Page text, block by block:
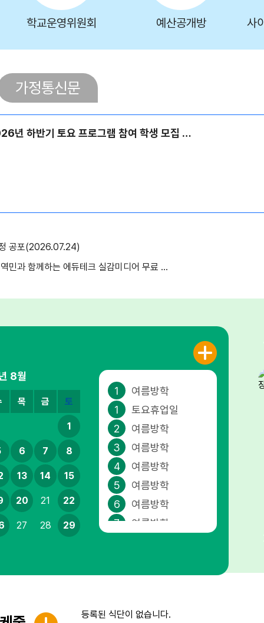
학교운영위원회 예산공개방
가정통신문
2026년 하반기 토요 프로그램 참여 학생 모집 안내
공포(2026.07.24)
께하는 에듀테크 실감미디어 무료 체험교실 운영 안내
8월
목 금 토
1
6 7 8
13 14 15
20 21 22
27 28 29
1
여름방학
1
토요휴업일
2
여름방학
3
여름방학
4
여름방학
5
여름방학
6
여름방학
7
여름방학
9
여름방학
11
여름방학
등록된 식단이 없습니다.